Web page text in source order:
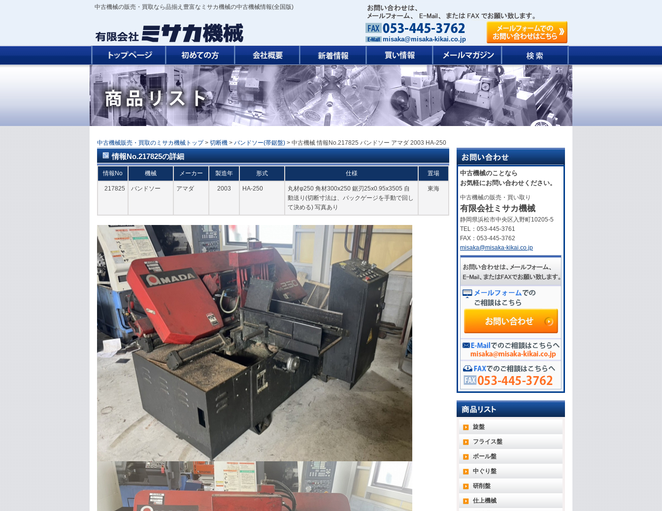
中古機械の販売・買取なら品揃え豊富なミサカ機械の中古機械情報(全国版)
misaka@misaka-kikai.co.jp
中古機械販売・買取のミサカ機械トップ > 切断機 > バンドソー(帯鋸盤) > 中古機械 情報No.217825 バンドソー アマダ 2003 HA-250
情報No.217825の詳細
情報No 機械 メーカー 製造年 形式 仕様 置場
217825 バンドソー アマダ 2003 HA-250
丸材φ250 角材300x250 鋸刃25x0.95x3505 自
動送り(切断寸法は、バックゲージを手動で回し
て決める) 写真あり
東海
中古機械のことなら
お気軽にお問い合わせください。
中古機械の販売・買い取り
有限会社ミサカ機械
静岡県浜松市中央区入野町10205-5
TEL：053-445-3761
FAX：053-445-3762
misaka@misaka-kikai.co.jp
旋盤
フライス盤
ボール盤
中ぐり盤
研削盤
仕上機械